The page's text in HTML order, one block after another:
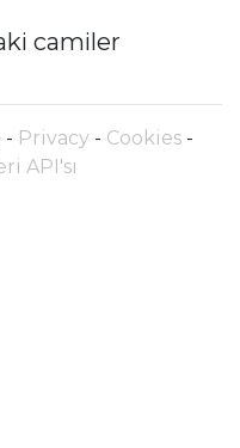
camiler
- Privacy- Cookies-
API'sı